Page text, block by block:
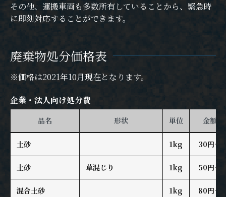
その他、運搬車両も多数所有していることから、緊急時
に即刻対応することができます。
廃棄物処分価格表
※価格は2021年10月現在となります。
企業・法人向け処分費
品名 形状 単位 金額
土砂 1kg 30円～
土砂 草混じり 1kg 50円～
混合土砂 1kg 80円～